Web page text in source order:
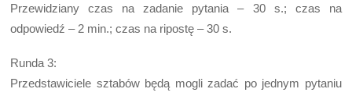
Przewidziany czas na zadanie pytania – 30 s.; czas na
odpowiedź – 2 min.; czas na ripostę – 30 s.
Runda 3:
Przedstawiciele sztabów będą mogli zadać po jednym pytaniu